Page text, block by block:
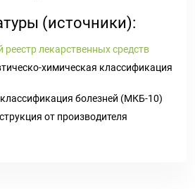
(источники):
реестр лекарственных средств
химическая классификация
болезней (МКБ-10)
от производителя